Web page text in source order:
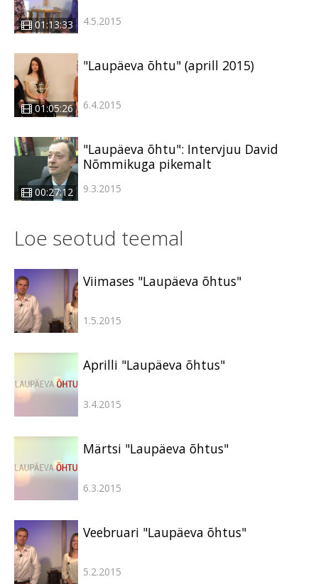
01:13:33 4.5.2015
01:05:26
"Laupäeva õhtu" (aprill 2015)
6.4.2015
00:27:12
"Laupäeva õhtu": Intervjuu David
Nõmmikuga pikemalt
9.3.2015
Loe seotud teemal
Viimases "Laupäeva õhtus"
1.5.2015
Aprilli "Laupäeva õhtus"
3.4.2015
Märtsi "Laupäeva õhtus"
6.3.2015
Veebruari "Laupäeva õhtus"
5.2.2015